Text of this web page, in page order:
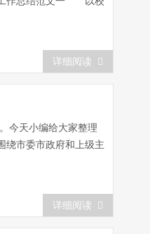
详细阅读
今天小编给大家整理
市委市政府和上级主
详细阅读